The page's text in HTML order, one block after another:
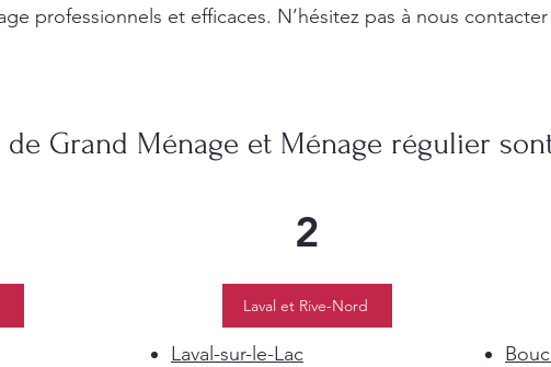
professionnels et efficaces. N’hésitez pas à nous
de Grand Ménage et Ménage régulier
2
Laval et Rive-Nord
Laval-sur-le-Lac